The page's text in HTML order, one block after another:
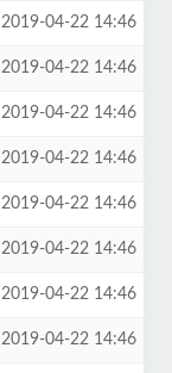
2019-04-22 14:46
2019-04-22 14:46
2019-04-22 14:46
2019-04-22 14:46
2019-04-22 14:46
2019-04-22 14:46
2019-04-22 14:46
2019-04-22 14:46